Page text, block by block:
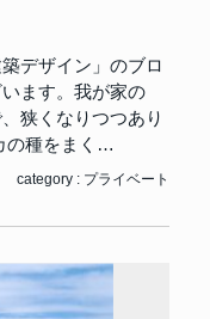
デザイン」のブロ
ます。我が家の
狭くなりつつあり
の種をまく…
category : プライベート